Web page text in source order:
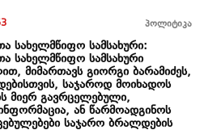
პოლიტიკა
სახელმწიფო სამსახური:
სახელმწიფო სამსახური
მიმართავს გიორგი ბარამიძეს,
საჯაროდ მოიხადოს
მიერ გავრცელებული,
ან წარმოადგინოს
საჯარო ბრალდების